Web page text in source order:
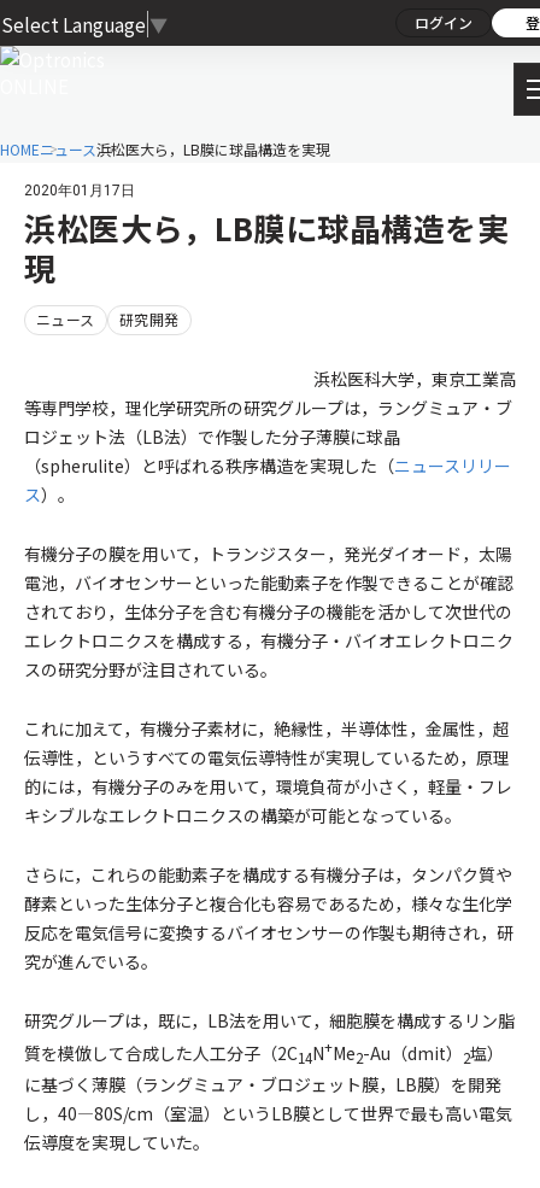
Select Language ▼ ログイン
HOMEニュース浜松医大ら，LB膜に球晶構造を実現
2020年01月17日
浜松医大ら，LB膜に球晶構造を実
現
ニュース 研究開発
浜松医科大学，東京工業高
等専門学校，理化学研究所の研究グループは，ラングミュア・ブ
ロジェット法（LB法）で作製した分子薄膜に球晶
（spherulite）と呼ばれる秩序構造を実現した（ニュースリリー
ス）。
有機分子の膜を用いて，トランジスター，発光ダイオード，太陽
電池，バイオセンサーといった能動素子を作製できることが確認
されており，生体分子を含む有機分子の機能を活かして次世代の
エレクトロニクスを構成する，有機分子・バイオエレクトロニク
スの研究分野が注目されている。
これに加えて，有機分子素材に，絶縁性，半導体性，金属性，超
伝導性，というすべての電気伝導特性が実現しているため，原理
的には，有機分子のみを用いて，環境負荷が小さく，軽量・フレ
キシブルなエレクトロニクスの構築が可能となっている。
さらに，これらの能動素子を構成する有機分子は，タンパク質や
酵素といった生体分子と複合化も容易であるため，様々な生化学
反応を電気信号に変換するバイオセンサーの作製も期待され，研
究が進んでいる。
研究グループは，既に，LB法を用いて，細胞膜を構成するリン脂
質を模倣して合成した人工分子（2C14N+Me2-Au（dmit） 2塩）
に基づく薄膜（ラングミュア・ブロジェット膜，LB膜）を開発
し，40―80S/cm（室温）というLB膜として世界で最も高い電気
伝導度を実現していた。